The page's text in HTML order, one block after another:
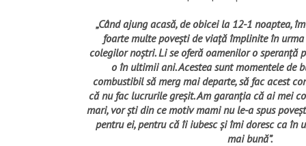
„Când ajung acasă, de obicei la 12-1 noaptea,
foarte multe povești de viață împlinite în
colegilor noștri. Li se oferă oamenilor o speranță
o în ultimii ani. Acestea sunt momentele de
combustibil să merg mai departe, să fac acest
că nu fac lucrurile greșit. Am garanția că ai mei
mari, vor ști din ce motiv mami nu le-a spus
pentru ei, pentru că îi iubesc și îmi doresc ca în
mai bună”.